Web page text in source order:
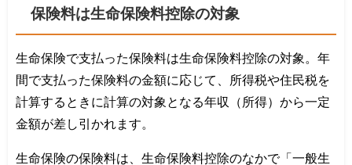
保険料は生命保険料控除の対象
生命保険で支払った保険料は生命保険料控除の対象。年
間で支払った保険料の金額に応じて、所得税や住民税を
計算するときに計算の対象となる年収（所得）から一定
金額が差し引かれます。
生命保険の保険料は、生命保険料控除のなかで「一般生